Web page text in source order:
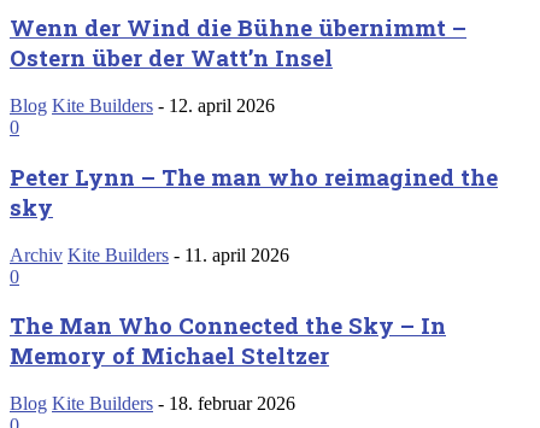
Wenn der Wind die Bühne übernimmt –
Ostern über der Watt’n Insel
Blog Kite Builders - 12. april 2026
0
Peter Lynn – The man who reimagined the
sky
Archiv Kite Builders - 11. april 2026
0
The Man Who Connected the Sky – In
Memory of Michael Steltzer
Blog Kite Builders - 18. februar 2026